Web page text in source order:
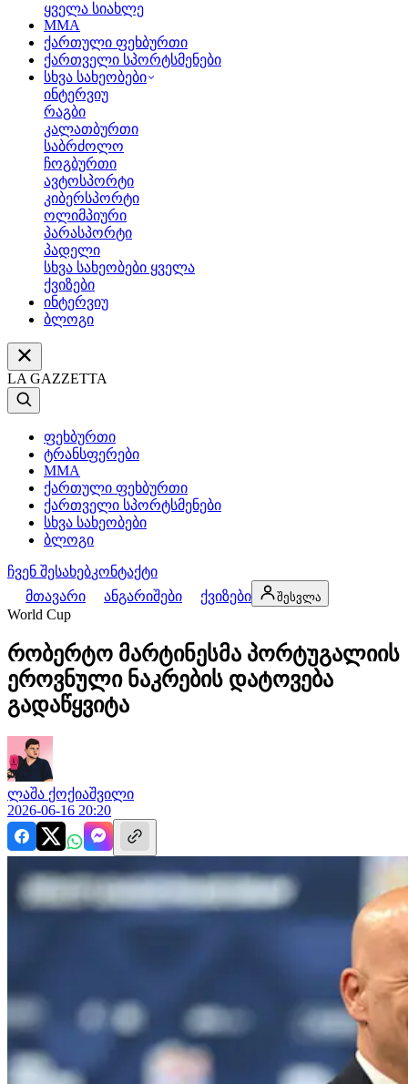
ყველა სიახლე
MMA
ქართული ფეხბურთი
ქართველი სპორტსმენები
სხვა სახეობები
ინტერვიუ
რაგბი
კალათბურთი
საბრძოლო
ჩოგბურთი
ავტოსპორტი
კიბერსპორტი
ოლიმპიური
პარასპორტი
პადელი
სხვა სახეობები ყველა
ქვიზები
ინტერვიუ
ბლოგი
LA GAZZETTA
ფეხბურთი
ტრანსფერები
MMA
ქართული ფეხბურთი
ქართველი სპორტსმენები
სხვა სახეობები
ბლოგი
ჩვენ შესახებკონტაქტი
მთავარი
ანგარიშები ქვიზები შესვლა
World Cup
რობერტო მარტინესმა პორტუგალიის
ეროვნული ნაკრების დატოვება
გადაწყვიტა
ლაშა ქოქიაშვილი
2026-06-16 20:20